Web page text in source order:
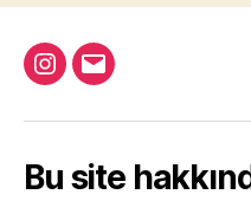
Instagram
Email
Bu site